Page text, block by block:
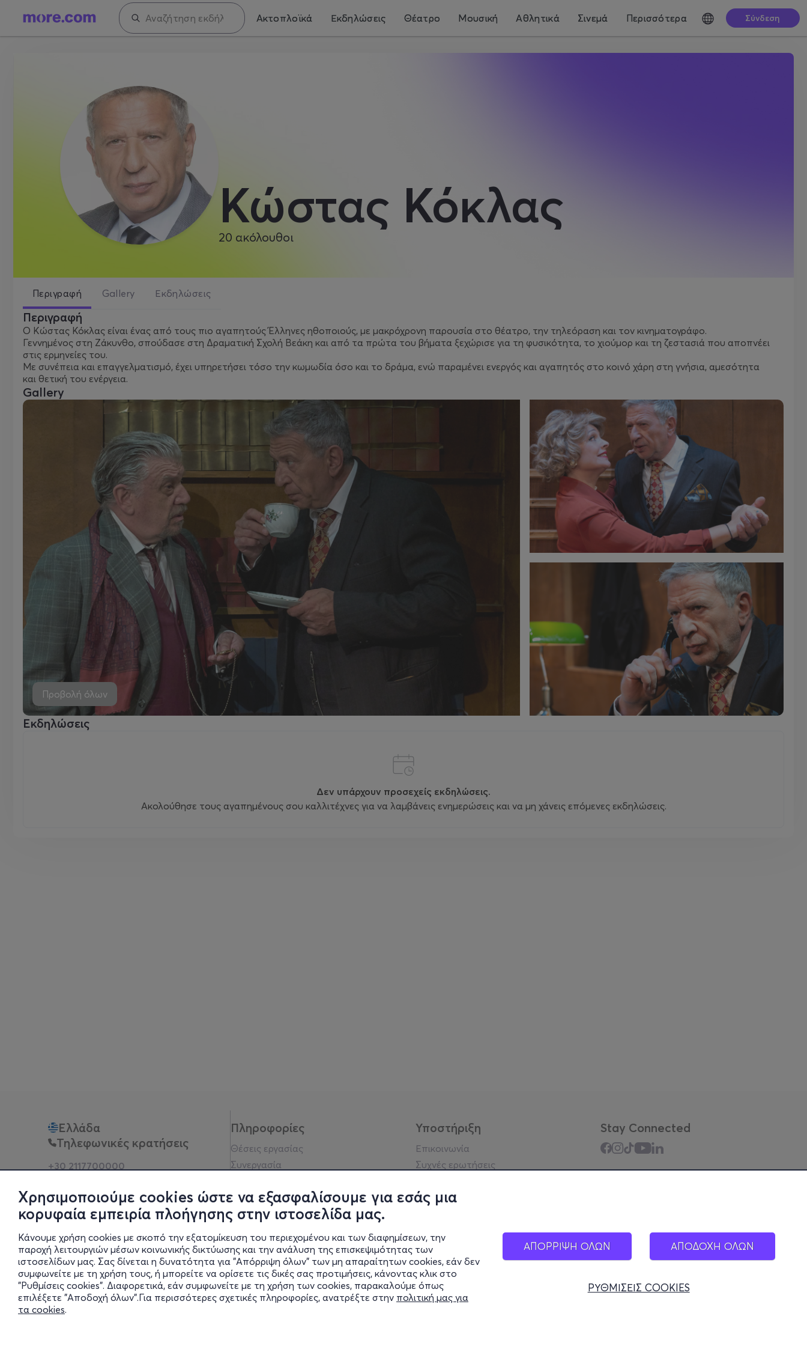
Χρησιμοποιούμε cookies ώστε να εξασφαλίσουμε για εσάς μια
κορυφαία εμπειρία πλοήγησης στην ιστοσελίδα μας.
Κάνουμε χρήση cookies με σκοπό την εξατομίκευση του περιεχομένου και των διαφημίσεων, την
παροχή λειτουργιών μέσων κοινωνικής δικτύωσης και την ανάλυση της επισκεψιμότητας των
ιστοσελίδων μας. Σας δίνεται η δυνατότητα για "Απόρριψη όλων" των μη απαραίτητων cookies, εάν δεν
συμφωνείτε με τη χρήση τους, ή μπορείτε να ορίσετε τις δικές σας προτιμήσεις, κάνοντας κλικ στο
"Ρυθμίσεις cookies". Διαφορετικά, εάν συμφωνείτε με τη χρήση των cookies, παρακαλούμε όπως
επιλέξετε "Αποδοχή όλων".Για περισσότερες σχετικές πληροφορίες, ανατρέξτε στην πολιτική μας για
τα cookies.
ΑΠΟΡΡΙΨΗ ΟΛΩΝ ΑΠΟΔΟΧΗ ΟΛΩΝ
ΡΥΘΜΙΣΕΙΣ COOKIES
Ακτοπλοϊκά Εκδηλώσεις Θέατρο Μουσική Αθλητικά Σινεμά Περισσότερα Σύνδεση
Κώστας Κόκλας
20 ακόλουθοι
Περιγραφή Gallery Εκδηλώσεις
Περιγραφή
Ο Κώστας Κόκλας είναι ένας από τους πιο αγαπητούς Έλληνες ηθοποιούς, με μακρόχρονη παρουσία στο θέατρο, την τηλεόραση και τον κινηματογράφο.
Γεννημένος στη Ζάκυνθο, σπούδασε στη Δραματική Σχολή Βεάκη και από τα πρώτα του βήματα ξεχώρισε για τη φυσικότητα, το χιούμορ και τη ζεστασιά που αποπνέει
στις ερμηνείες του.
Με συνέπεια και επαγγελματισμό, έχει υπηρετήσει τόσο την κωμωδία όσο και το δράμα, ενώ παραμένει ενεργός και αγαπητός στο κοινό χάρη στη γνήσια, αμεσότητα
και θετική του ενέργεια.
Gallery
Προβολή όλων
Εκδηλώσεις
Δεν υπάρχουν προσεχείς εκδηλώσεις.
Ακολούθησε τους αγαπημένους σου καλλιτέχνες για να λαμβάνεις ενημερώσεις και να μη χάνεις επόμενες εκδηλώσεις.
Ελλάδα
Τηλεφωνικές κρατήσεις
+30 2117700000
Φυσικά σημεία
Πληροφορίες
Θέσεις εργασίας
Συνεργασία
Πολιτική απορρήτου
Νομική σημείωση
Blog
Οικονομικά στοιχεία
Πολιτικές Εταιρείας
Έκθεση Διαφάνειας
Υποστήριξη
Επικοινωνία
Συχνές ερωτήσεις
Υπηρεσίες
Stay Connected